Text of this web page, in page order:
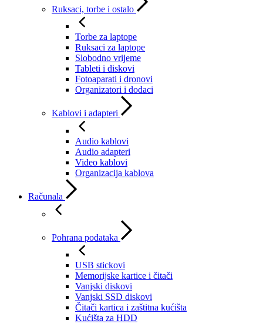
Ruksaci, torbe i ostalo
Torbe za laptope
Ruksaci za laptope
Slobodno vrijeme
Tableti i diskovi
Fotoaparati i dronovi
Organizatori i dodaci
Kablovi i adapteri
Audio kablovi
Audio adapteri
Video kablovi
Organizacija kablova
Računala
Pohrana podataka
USB stickovi
Memorijske kartice i čitači
Vanjski diskovi
Vanjski SSD diskovi
Čitači kartica i zaštitna kućišta
Kućišta za HDD